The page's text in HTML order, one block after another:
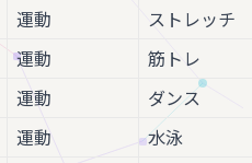
運動
ストレッチ
運動
筋トレ
運動
ダンス
運動
水泳